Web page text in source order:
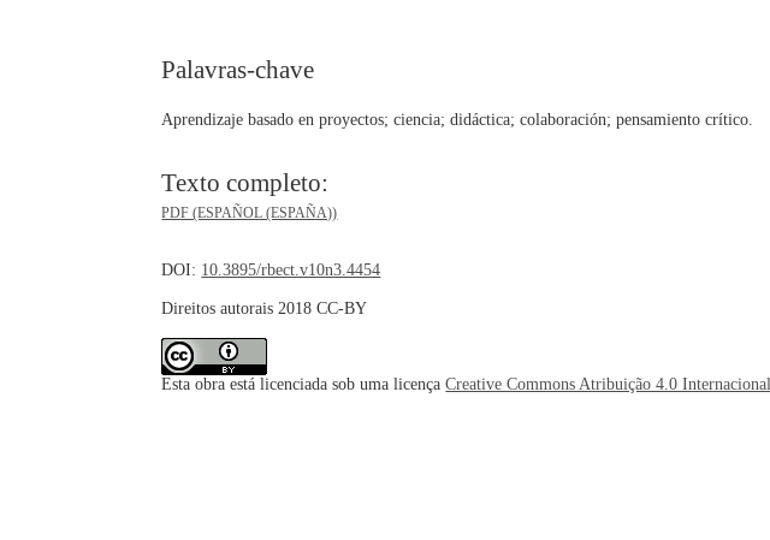
Palavras-chave
Aprendizaje basado en proyectos; ciencia; didáctica; colaboración; pensamiento crítico.
Texto completo:
PDF (ESPAÑOL (ESPAÑA))
DOI: 10.3895/rbect.v10n3.4454
Direitos autorais 2018 CC-BY
Esta obra está licenciada sob uma licençaCreative Commons Atribuição 4.0 Internacional